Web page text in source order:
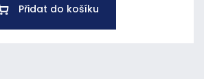
Přidat do košíku